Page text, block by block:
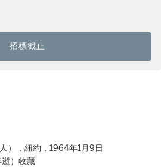
招標截止
），紐約，1964年1月9日
）收藏